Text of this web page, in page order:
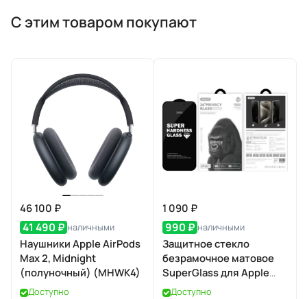
С этим товаром покупают
46 100 ₽
41 490 ₽ наличными
Наушники Apple AirPods
Max 2, Midnight
(полуночный) (MHWK4)
Доступно
1 090 ₽
990 ₽ наличными
Защитное стекло
безрамочное матовое
SuperGlass для Apple
iPhone 17 Pro
Доступно